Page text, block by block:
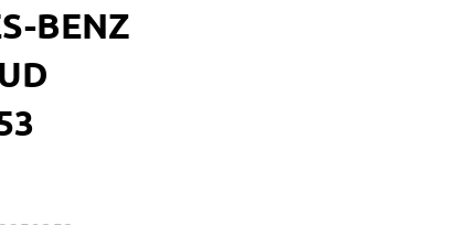
BENZ